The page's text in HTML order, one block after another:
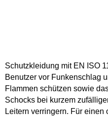
Schutzkleidung mit EN ISO
Benutzer vor Funkenschlag
Flammen schützen sowie
Schocks bei kurzem
Leitern verringern. Für